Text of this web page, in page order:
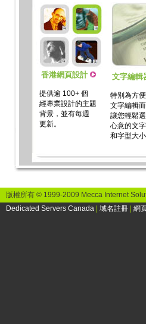
香港網頁設計
提供逾 100+ 個
經專業設計的主題
背景，並有每週
更新。
文字編輯
特別為方
文字編輯而
讓您輕鬆
心意的文
和字型大小
版權所有 © 1999-2009 Mecca Internet
Dedicated Servers Canada
域名註冊 網